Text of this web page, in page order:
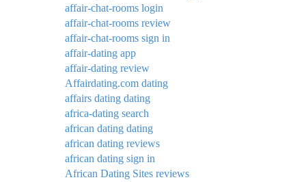
affair-chat-rooms login
affair-chat-rooms review
affair-chat-rooms sign in
affair-dating app
affair-dating review
Affairdating.com dating
affairs dating dating
africa-dating search
african dating dating
african dating reviews
african dating sign in
African Dating Sites reviews